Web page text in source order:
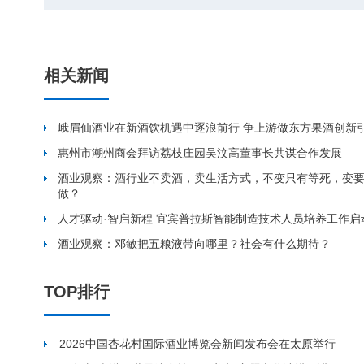
相关新闻
峨眉仙酒业在新酒饮机遇中逐浪前行 争上游做东方果酒创新
惠州市潮州商会拜访荔枝庄园吴汶高董事长共谋合作发展
酒业观察：酒行业不卖酒，卖生活方式，不变只有等死，变
做？
人才驱动·智启新程 宜宾普拉斯智能制造技术人员培养工作启
酒业观察：邓敏把五粮液带向哪里？社会有什么期待？
TOP排行
2026中国杏花村国际酒业博览会新闻发布会在太原举行